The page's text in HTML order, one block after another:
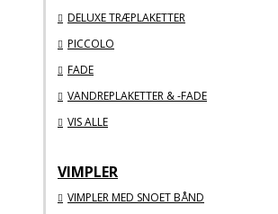
DELUXE TRÆPLAKETTER
PICCOLO
FADE
VANDREPLAKETTER & -FADE
VIS ALLE
VIMPLER
VIMPLER MED SNOET BÅND